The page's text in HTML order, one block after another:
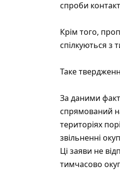
спроби
Крім того,
спілкуються з
Таке
За даними
спрямований
територіях
звільненні
Ці заяви не
тимчасово